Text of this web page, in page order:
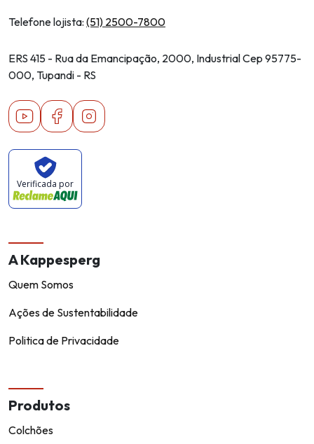
Telefone lojista: (51) 2500-7800
ERS 415 - Rua da Emancipação, 2000, Industrial Cep 95775-
000, Tupandi - RS
YoutubeFacebookInstagram
Verificada por
A Kappesperg
Quem Somos
Ações de Sustentabilidade
Politica de Privacidade
Produtos
Colchões